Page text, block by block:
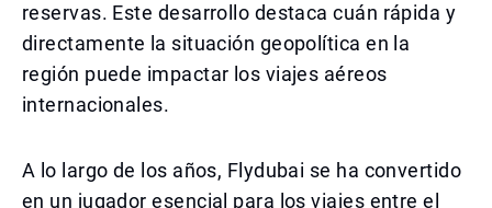
reservas. Este desarrollo destaca cuán rápida y
directamente la situación geopolítica en la
región puede impactar los viajes aéreos
internacionales.
A lo largo de los años, Flydubai se ha convertido
en un jugador esencial para los viajes entre el